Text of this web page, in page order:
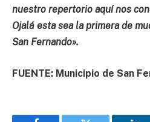
nuestro repertorio aquí nos
Ojalá esta sea la primera de
San Fernando».
FUENTE: Municipio de San